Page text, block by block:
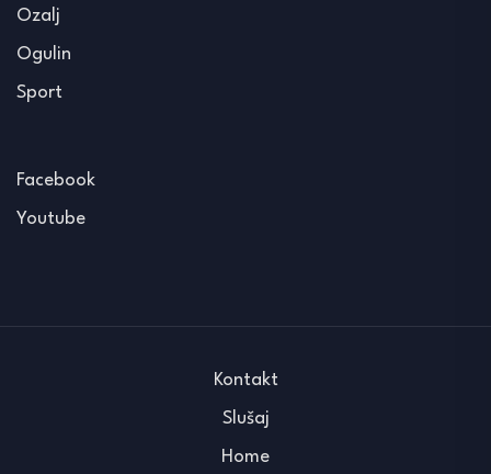
Ozalj
Ogulin
Sport
Facebook
Youtube
Kontakt
Slušaj
Home